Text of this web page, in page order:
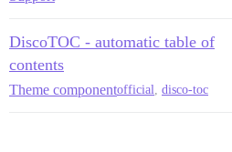
DiscoTOC - automatic table of
contents
Theme componentofficial, disco-toc